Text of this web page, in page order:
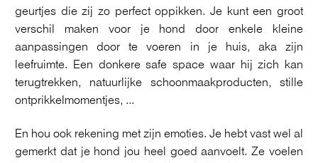
geurtjes die zij zo perfect oppikken. Je kunt een groot
verschil maken voor je hond door enkele kleine
aanpassingen door te voeren in je huis, aka zijn
leefruimte. Een donkere safe space waar hij zich kan
terugtrekken, natuurlijke schoonmaakproducten, stille
ontprikkelmomentjes, ...
En hou ook rekening met zijn emoties. Je hebt vast wel al
gemerkt dat je hond jou heel goed aanvoelt. Ze voelen